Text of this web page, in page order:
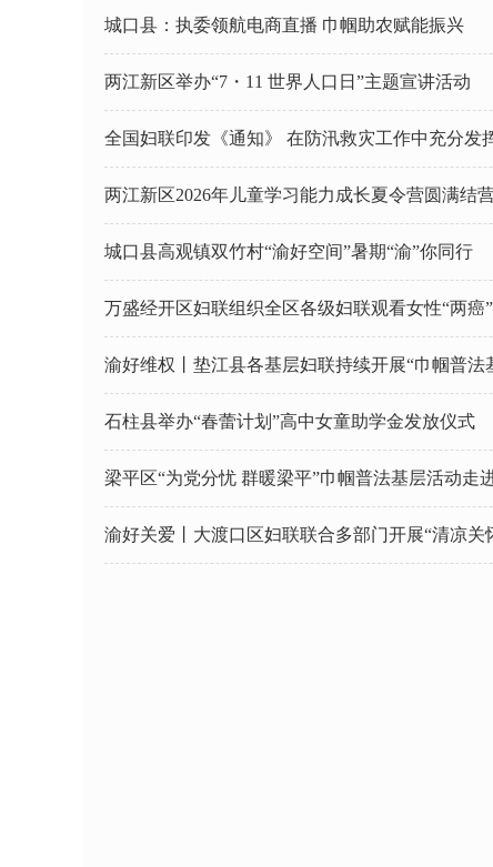
城口县：执委领航电商直播 巾帼助农赋能振兴
两江新区举办“7・11 世界人口日”主题宣讲活动
两江新区2026年儿童学习能力成长夏令营圆满结
城口县高观镇双竹村“渝好空间”暑期“渝”你同行
渝好维权丨垫江县各基层妇联持续开展“巾帼普法
石柱县举办“春蕾计划”高中女童助学金发放仪式
梁平区“为党分忧 群暖梁平”巾帼普法基层活动走